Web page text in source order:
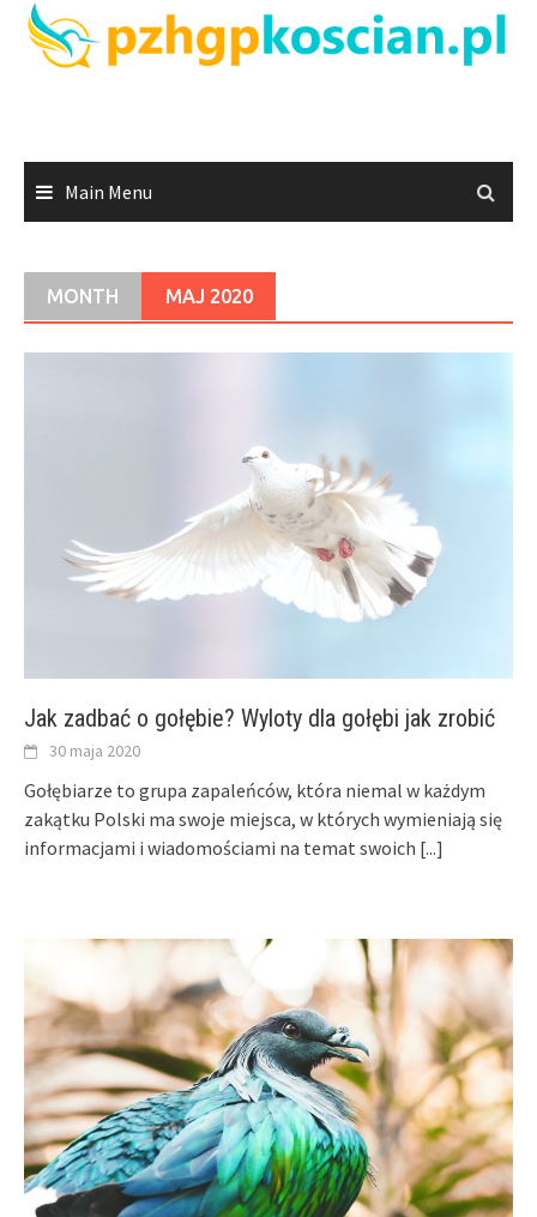
Skip
content
Main Menu
MONTH MAJ 2020
Jak zadbać o gołębie? Wyloty dla gołębi jak zrobić
30 maja 2020
Gołębiarze to grupa zapaleńców, która niemal w każdym
zakątku Polski ma swoje miejsca, w których wymieniają się
informacjami i wiadomościami na temat swoich [...]